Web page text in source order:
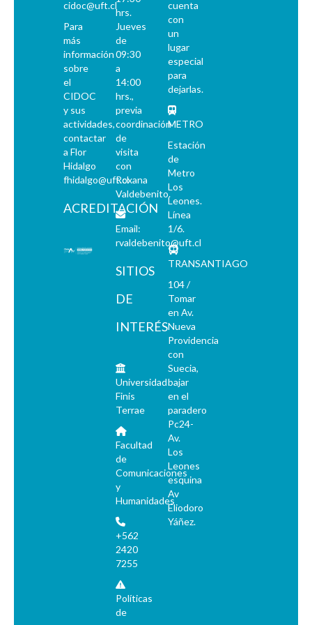
PP - Pluma y Pincel
PM - Pacífico Magazine
QP - Qué Pasa
QR - La Quinta Rueda
REC - Revista el Compañero
S - Solidaridad
TS - Tribuna Sindical
UL - Unidad y Lucha: Órgano del Comité Central del Partido Socialista
V - Vea
VC - Vía Chilena
ZZ - Zig-Zag
cidoc@uft.cl
Para
más
información
sobre
el
CIDOC
y sus
actividades,
contactar
a Flor
Hidalgo
fhidalgo@uft.cl
ACREDITACIÓN
hrs.
Jueves
de
09:30
a
14:00
hrs.,
previa
coordinación
de
visita
con
Roxana
Valdebenito.
Email:
rvaldebenito@uft.cl
SITIOS
DE
INTERÉS
Universidad
Finis
Terrae
Facultad
de
Comunicaciones
y
Humanidades
+562
2420
7255
Políticas
de
cuenta
con
un
lugar
especial
para
dejarlas.
METRO
Estación
de
Metro
Los
Leones.
Línea
1/6.
TRANSANTIAGO
104 /
Tomar
en Av.
Nueva
Providencia
con
Suecia,
bajar
en el
paradero
Pc24-
Av.
Los
Leones
esquina
Av
Eliodoro
Yáñez.